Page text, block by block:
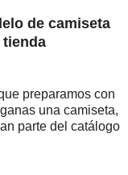
de camiseta
tienda
preparamos con
una camiseta,
parte del catálogo